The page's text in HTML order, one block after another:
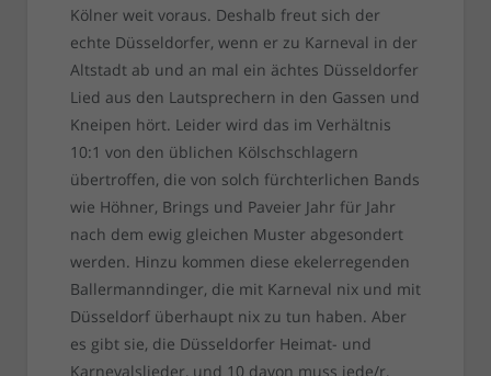
Kölner weit voraus. Deshalb freut sich der
echte Düsseldorfer, wenn er zu Karneval in der
Altstadt ab und an mal ein ächtes Düsseldorfer
Lied aus den Lautsprechern in den Gassen und
Kneipen hört. Leider wird das im Verhältnis
10:1 von den üblichen Kölschschlagern
übertroffen, die von solch fürchterlichen Bands
wie Höhner, Brings und Paveier Jahr für Jahr
nach dem ewig gleichen Muster abgesondert
werden. Hinzu kommen diese ekelerregenden
Ballermanndinger, die mit Karneval nix und mit
Düsseldorf überhaupt nix zu tun haben. Aber
es gibt sie, die Düsseldorfer Heimat- und
Karnevalslieder, und 10 davon muss jede/r,